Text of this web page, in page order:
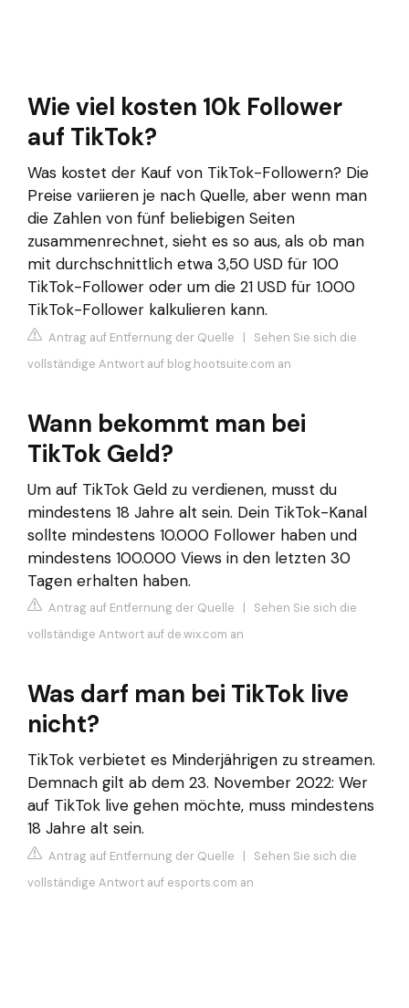
Wie viel kosten 10k Follower
auf TikTok?
Was kostet der Kauf von TikTok-Followern? Die
Preise variieren je nach Quelle, aber wenn man
die Zahlen von fünf beliebigen Seiten
zusammenrechnet, sieht es so aus, als ob man
mit durchschnittlich etwa 3,50 USD für 100
TikTok-Follower oder um die 21 USD für 1.000
TikTok-Follower kalkulieren kann.
Antrag auf Entfernung der Quelle | Sehen Sie sich die
vollständige Antwort auf blog.hootsuite.com an
Wann bekommt man bei
TikTok Geld?
Um auf TikTok Geld zu verdienen, musst du
mindestens 18 Jahre alt sein. Dein TikTok-Kanal
sollte mindestens 10.000 Follower haben und
mindestens 100.000 Views in den letzten 30
Tagen erhalten haben.
Antrag auf Entfernung der Quelle | Sehen Sie sich die
vollständige Antwort auf de.wix.com an
Was darf man bei TikTok live
nicht?
TikTok verbietet es Minderjährigen zu streamen.
Demnach gilt ab dem 23. November 2022: Wer
auf TikTok live gehen möchte, muss mindestens
18 Jahre alt sein.
Antrag auf Entfernung der Quelle | Sehen Sie sich die
vollständige Antwort auf esports.com an